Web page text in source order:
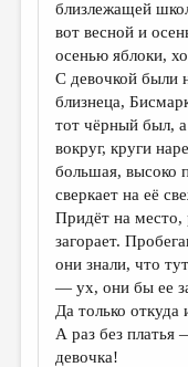
ОБЗОР
СТРАНИЦЫ
ОБЪЯВЛЕНИЯ
КОЛОНКА РЕДАКТОРА
РЕДКОЛЛЕГИЯ
ОТ РЕДАКЦИИ
МАЛАЯ ПРОЗА
ЭССЕИСТИКА
близлежащей
вот весной и
осенью яблоки,
С девочкой были
близнеца,
тот чёрный был,
вокруг, круги
большая, высоко
сверкает на её
Придёт на место,
загорает.
они знали, что
— ух, они бы ее
Да только откуда
А раз без платья
девочка!